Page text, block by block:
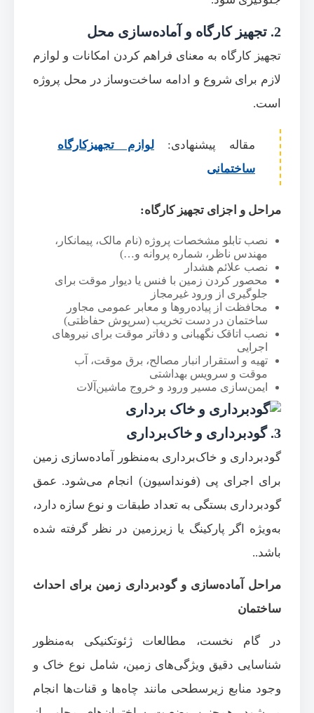
2. تجهیز کارگاه و آماده‌سازی محل
تجهیز کارگاه به معنای فراهم کردن امکانات و لوازم
لازم برای شروع و ادامه ساخت‌وساز در محل پروژه
است.
مقاله پیشنهادی: لوازم تجهیزکارگاه
ساختمانی
مراحل و اجزای تجهیز کارگاه:
نصب تابلو مشخصات پروژه (نام مالک، پیمانکار،
مهندس ناظر، شماره پروانه و…)
نصب علائم هشدار
محصور کردن زمین با فنس یا دیوار موقت برای
جلوگیری از ورود غیرمجاز
محافظت از پیاده‌رو‌ها و معابر عمومی مجاور
ساختمان در دست تخریب (سرپوش حفاظتی)
نصب اتاقک نگهبانی و دفاتر موقت برای نیروهای
اجرایی
تهیه و استقرار انبار مصالح، برق موقت، آب
موقت و سرویس بهداشتی
ایمن‌سازی مسیر ورود و خروج ماشین‌آلات
3. گودبرداری و خاک‌برداری
گودبرداری و خاک‌برداری به‌منظور آماده‌سازی زمین
برای اجرای پی (فونداسیون) انجام می‌شود. عمق
گودبرداری بستگی به تعداد طبقات و نوع سازه دارد،
به‌ویژه اگر پارکینگ یا زیرزمین در نظر گرفته شده
باشد..
مراحل آماده‌سازی و گودبرداری زمین برای احداث
ساختمان
در گام نخست، مطالعات ژئوتکنیکی به‌منظور
شناسایی دقیق ویژگی‌های زمین، شامل نوع خاک و
وجود منابع زیرسطحی مانند چاه‌ها و قنات‌ها انجام